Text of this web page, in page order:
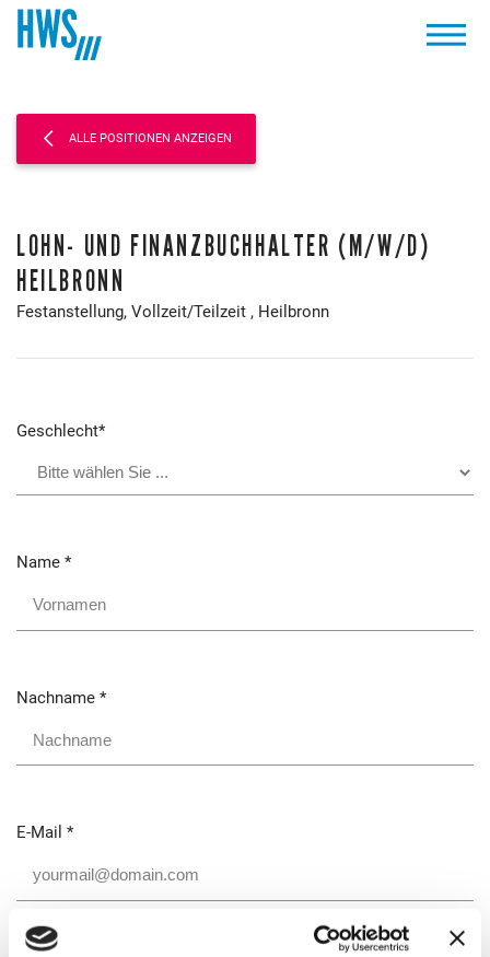
ALLE POSITIONEN ANZEIGEN
LOHN- UND FINANZBUCHHALTER (M/W/D)
HEILBRONN
Festanstellung, Vollzeit/Teilzeit , Heilbronn
Geschlecht*
Name *
Nachname *
E-Mail *